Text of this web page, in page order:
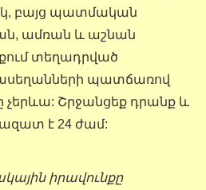
բայց պատմական
ամռան և աշնան
տեղադրված
պատճառով
չերևա: Շրջանցեք դրանք և
է 24 ժամ:
իրավունքը